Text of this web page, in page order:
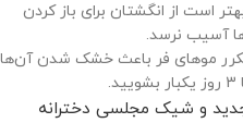
است از انگشتان برای باز کردن
آسیب نرسد.
موهای فر باعث خشک شدن آن‌ها